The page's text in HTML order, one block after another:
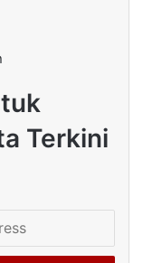
Terkini